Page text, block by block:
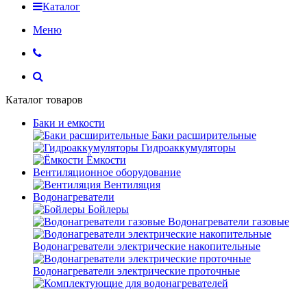
Каталог
Меню
Каталог товаров
Баки и емкости
Баки расширительные
Гидроаккумуляторы
Ёмкости
Вентиляционное оборудование
Вентиляция
Водонагреватели
Бойлеры
Водонагреватели газовые
Водонагреватели электрические накопительные
Водонагреватели электрические проточные